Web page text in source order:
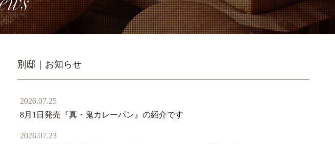
別邸｜お知らせ
2026.07.25
8月1日発売『真・鬼カレーパン』の紹介です
2026.07.23